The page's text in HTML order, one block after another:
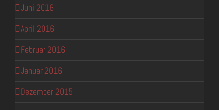
Juni 2016
April 2016
Februar 2016
Januar 2016
Dezember 2015